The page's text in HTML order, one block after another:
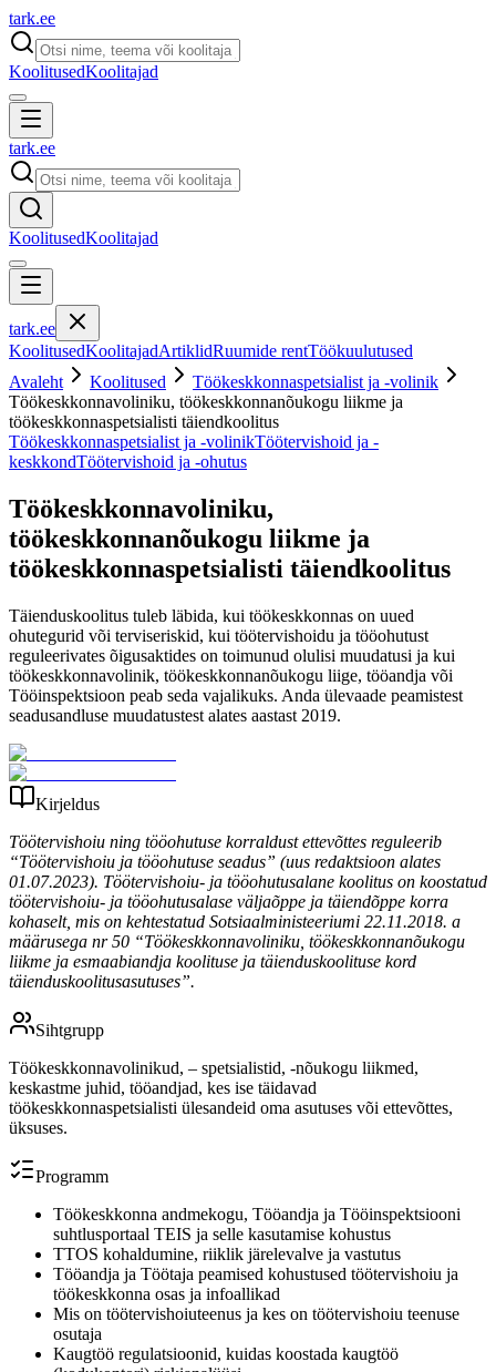
tark.ee
KoolitusedKoolitajad
tark.ee
KoolitusedKoolitajad
tark.ee
KoolitusedKoolitajadArtiklidRuumide rentTöökuulutused
Avaleht
Koolitused
Töökeskkonnaspetsialist ja -volinik
Töökeskkonnavoliniku, töökeskkonnanõukogu liikme ja
töökeskkonnaspetsialisti täiendkoolitus
Töökeskkonnaspetsialist ja -volinikTöötervishoid ja -
keskkondTöötervishoid ja -ohutus
Töökeskkonnavoliniku,
töökeskkonnanõukogu liikme ja
töökeskkonnaspetsialisti täiendkoolitus
Täienduskoolitus tuleb läbida, kui töökeskkonnas on uued
ohutegurid või terviseriskid, kui töötervishoidu ja tööohutust
reguleerivates õigusaktides on toimunud olulisi muudatusi ja kui
töökeskkonnavolinik, töökeskkonnanõukogu liige, tööandja või
Tööinspektsioon peab seda vajalikuks. Anda ülevaade peamistest
seadusandluse muudatustest alates aastast 2019.
Kirjeldus
Töötervishoiu ning tööohutuse korraldust ettevõttes reguleerib
“Töötervishoiu ja tööohutuse seadus” (uus redaktsioon alates
01.07.2023). Töötervishoiu- ja tööohutusalane koolitus on koostatud
töötervishoiu- ja tööohutusalase väljaõppe ja täiendõppe korra
kohaselt, mis on kehtestatud Sotsiaalministeeriumi 22.11.2018. a
määrusega nr 50 “Töökeskkonnavoliniku, töökeskkonnanõukogu
liikme ja esmaabiandja koolituse ja täienduskoolituse kord
täienduskoolitusasutuses”.
Sihtgrupp
Töökeskkonnavolinikud, – spetsialistid, -nõukogu liikmed,
keskastme juhid, tööandjad, kes ise täidavad
töökeskkonnaspetsialisti ülesandeid oma asutuses või ettevõttes,
üksuses.
Programm
Töökeskkonna andmekogu, Tööandja ja Tööinspektsiooni
suhtlusportaal TEIS ja selle kasutamise kohustus
TTOS kohaldumine, riiklik järelevalve ja vastutus
Tööandja ja Töötaja peamised kohustused töötervishoiu ja
töökeskkonna osas ja infoallikad
Mis on töötervishoiuteenus ja kes on töötervishoiu teenuse
osutaja
Kaugtöö regulatsioonid, kuidas koostada kaugtöö